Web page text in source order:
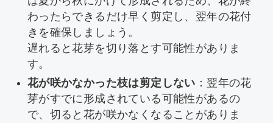
わったらできるだけ早く剪定し、翌年の花付
きを確保しましょう。
遅れると花芽を切り落とす可能性がありま
す。
花が咲かなかった枝は剪定しない ：翌年の花
芽がすでに形成されている可能性があるの
で、切ると花が咲かなくなることがありま